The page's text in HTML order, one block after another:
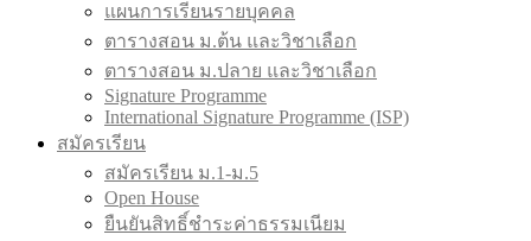
แผนการเรียนรายบุคคล
ตารางสอน ม.ต้น และวิชาเลือก
ตารางสอน ม.ปลาย และวิชาเลือก
Signature Programme
International Signature Programme (ISP)
สมัครเรียน
สมัครเรียน ม.1-ม.5
Open House
ยืนยันสิทธิ์ชำระค่าธรรมเนียม